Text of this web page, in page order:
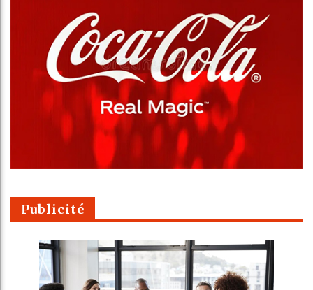
Publicité